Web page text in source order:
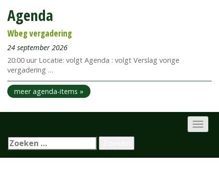
Agenda
Wbeg vergadering
24 september 2026
20:00 uur Locatie: volgt Agenda : volgt Verslag vorige
vergadering …
meer agenda-items »
Zoeken naar: